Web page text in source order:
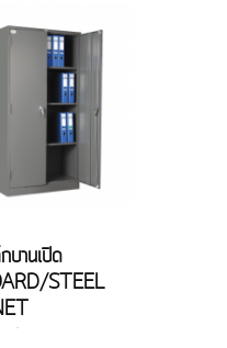
บานเปิด
STEEL
เอียด